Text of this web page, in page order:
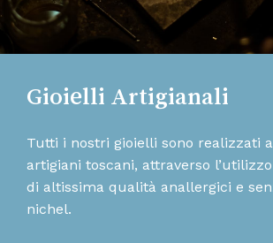
Gioielli Artigianali
Tutti i nostri gioielli sono realizzati
artigiani toscani, attraverso
di altissima qualità anallergici e
nichel.